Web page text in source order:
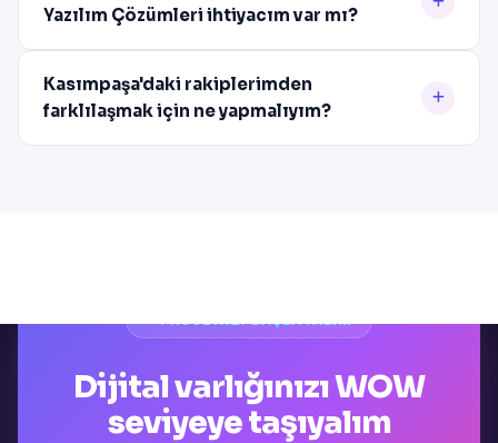
Yazılım Çözümleri ihtiyacım var mı?
Kasımpaşa'daki rakiplerimden
farklılaşmak için ne yapmalıyım?
Dijital varlığınızı WOW
seviyeye taşıyalım